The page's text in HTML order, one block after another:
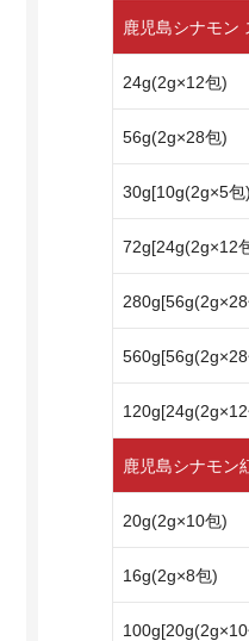
鹿児島シナモン
24g(2g×12包)
56g(2g×28包)
30g[10g(2g×5包
72g[24g(2g×12
鹿児島シナモン
20g(2g×10包)
16g(2g×8包)